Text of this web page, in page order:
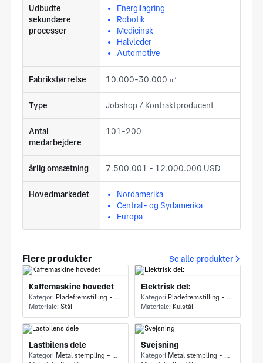
Udbudte
sekundære
processer
Energilagring
Robotik
Medicinsk
Halvleder
Automotive
Fabrikstørrelse 10.000-30.000 ㎡
Type Jobshop / Kontraktproducent
Antal
medarbejdere
101-200
årlig omsætning 7.500.001 - 12.000.000 USD
Hovedmarkedet
Nordamerika
Central- og Sydamerika
Europa
Flere produkter Se alle produkter
Kaffemaskine hovedet
Kategori Pladefremstilling - Strukturdel
Materiale: Stål
Elektrisk del:
Kategori Pladefremstilling - Strukturdel
Materiale: Kulstål
Lastbilens dele
Kategori Metal stempling - Metal stempling
Svejsning
Kategori Metal stempling - Metal stempling